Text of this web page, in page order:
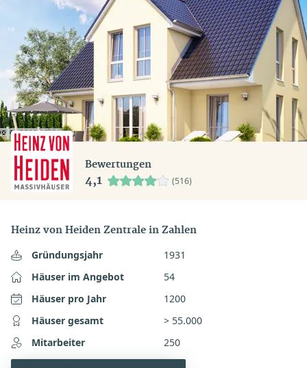
Bewertungen
4,1 (516)
Heinz von Heiden Zentrale in Zahlen
Gründungsjahr
1931
Häuser im Angebot
54
Häuser pro Jahr
1200
Häuser gesamt
> 55.000
Mitarbeiter
250